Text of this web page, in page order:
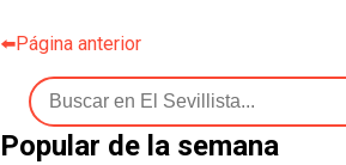
⬅️Página anterior
Popular de la semana